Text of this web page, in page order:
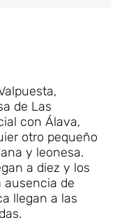
de Las
con Álava,
otro pequeño
y leonesa.
a diez y los
ausencia de
llegan a las